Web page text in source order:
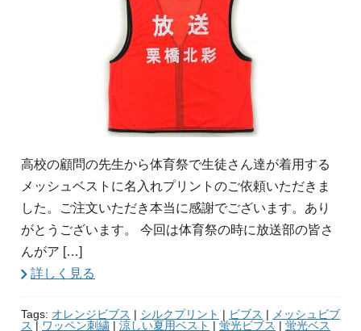
高校の顧問の先生から体育祭で生徒さん達が着用する
メッシュベストに名入れプリントのご依頼いただきま
した。ご注文いただき本当に感謝でございます。あり
がとうございます。 今回は体育祭の時に放送部の皆さ
んがア […]
詳しく見る
Tags: オレンジビブス | シルクプリント | ビブス | メッシュビブ
ス | ワッペン刺繍 | 涼しい夏用ベスト | 蛍光ビブス | 蛍光ベス